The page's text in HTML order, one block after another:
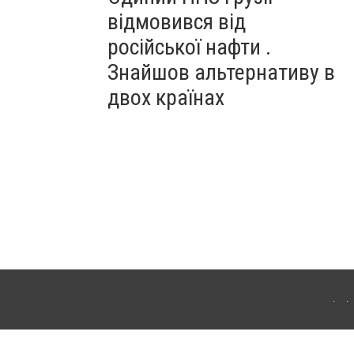
відмовився від
російської нафти .
Знайшов альтернативу в
двох країнах